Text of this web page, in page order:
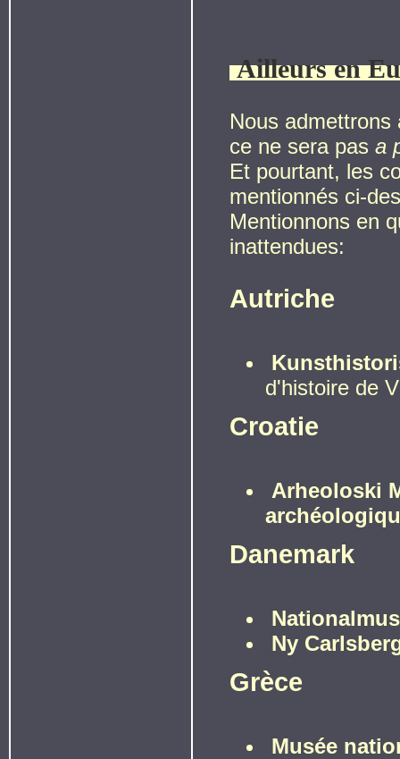
Ailleurs en
Nous
ce ne sera pas a
Et pourtant, les
mentionnés ci-
Mentionnons en
inattendues:
Autriche
d'histoire de
Croatie
Arheoloski
Danemark
Ny
Grèce
Musée